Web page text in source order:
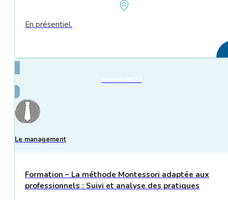
En présentiel.
Le management
Formation – La méthode Montessori adaptée aux
professionnels : Suivi et analyse des pratiques